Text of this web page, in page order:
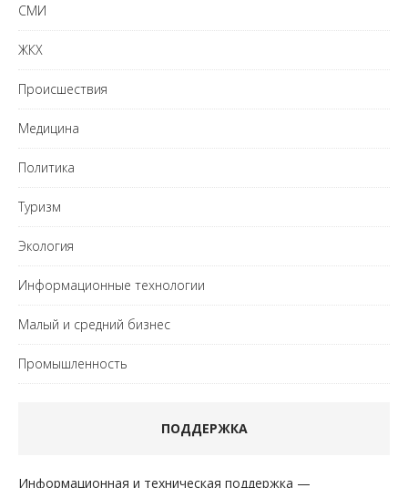
СМИ
ЖКХ
Происшествия
Медицина
Политика
Туризм
Экология
Информационные технологии
Малый и средний бизнес
Промышленность
ПОДДЕРЖКА
Информационная и техническая поддержка —